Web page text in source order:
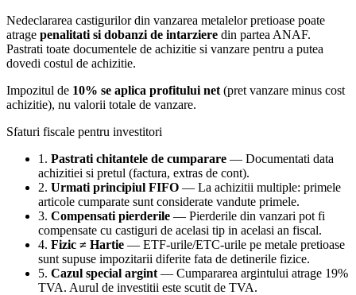
Nedeclararea castigurilor din vanzarea metalelor pretioase poate
atrage penalitati si dobanzi de intarziere din partea ANAF.
Pastrati toate documentele de achizitie si vanzare pentru a putea
dovedi costul de achizitie.
Impozitul de 10% se aplica profitului net (pret vanzare minus cost
achizitie), nu valorii totale de vanzare.
Sfaturi fiscale pentru investitori
1. Pastrati chitantele de cumparare — Documentati data
achizitiei si pretul (factura, extras de cont).
2. Urmati principiul FIFO — La achizitii multiple: primele
articole cumparate sunt considerate vandute primele.
3. Compensati pierderile — Pierderile din vanzari pot fi
compensate cu castiguri de acelasi tip in acelasi an fiscal.
4. Fizic ≠ Hartie — ETF-urile/ETC-urile pe metale pretioase
sunt supuse impozitarii diferite fata de detinerile fizice.
5. Cazul special argint — Cumpararea argintului atrage 19%
TVA. Aurul de investitii este scutit de TVA.